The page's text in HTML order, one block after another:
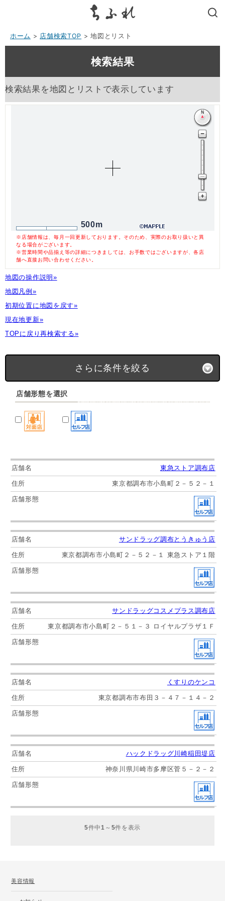
ホーム > 店舗検索TOP > 地図とリスト
検索結果
検索結果を地図とリストで表示しています
500m
※店舗情報は、毎月一回更新しております。そのため、実際のお取り扱いと異
なる場合がございます。
※営業時間や品揃え等の詳細につきましては、お手数ではございますが、各店
舗へ直接お問い合わせください。
地図の操作説明»
地図凡例»
初期位置に地図を戻す»
現在地更新»
TOPに戻り再検索する»
さらに条件を絞る
店舗形態を選択
東急ストア調布店
東京都調布市小島町２－５２－１
サンドラッグ調布とうきゅう店
東京都調布市小島町２－５２－１ 東急ストア１階
サンドラッグコスメプラス調布店
東京都調布市小島町２－５１－３ ロイヤルプラザ１Ｆ
くすりのケンコ
東京都調布市布田３－４７－１４－２
ハックドラッグ川崎稲田堤店
神奈川県川崎市多摩区菅５－２－２
5件中 1 ～ 5件を表示
美容情報